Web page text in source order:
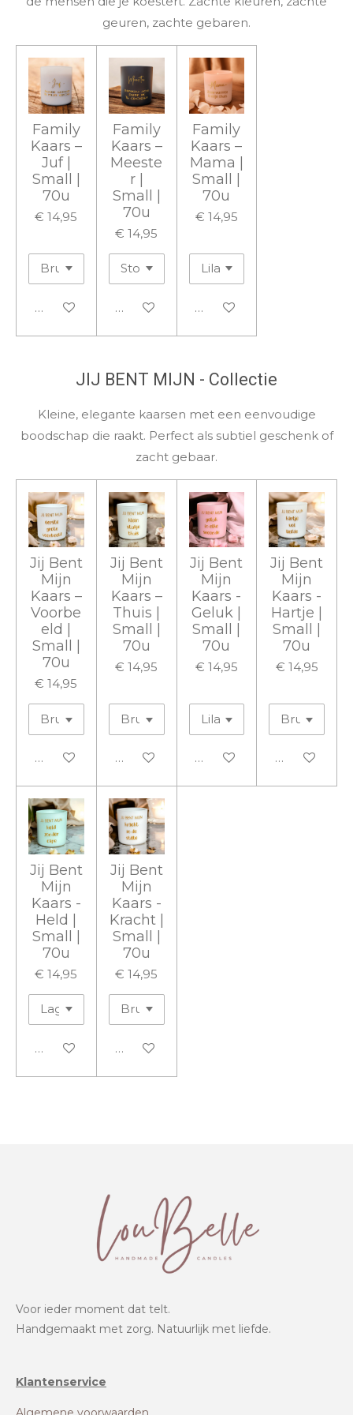
geuren, zachte gebaren.
Family
Kaars –
Juf |
Small |
70u
€ 14,95
In winkelwagen
Family
Kaars –
Meeste
r |
Small |
70u
€ 14,95
In winkelwagen
Family
Kaars –
Mama |
Small |
70u
€ 14,95
In winkelwagen
JIJ BENT MIJN - Collectie
Kleine, elegante kaarsen met een eenvoudige
boodschap die raakt. Perfect als subtiel geschenk of
zacht gebaar.
Jij Bent
Mijn
Kaars –
Voorbe
eld |
Small |
70u
€ 14,95
In winkelwagen
Jij Bent
Mijn
Kaars –
Thuis |
Small |
70u
€ 14,95
In winkelwagen
Jij Bent
Mijn
Kaars -
Geluk |
Small |
70u
€ 14,95
In winkelwagen
Jij Bent
Mijn
Kaars -
Hartje |
Small |
70u
€ 14,95
In
Jij Bent
Mijn
Kaars -
Held |
Small |
70u
€ 14,95
In winkelwagen
Jij Bent
Mijn
Kaars -
Kracht |
Small |
70u
€ 14,95
In winkelwagen
Voor ieder moment dat telt.
Handgemaakt met zorg. Natuurlijk met liefde.
Klantenservice